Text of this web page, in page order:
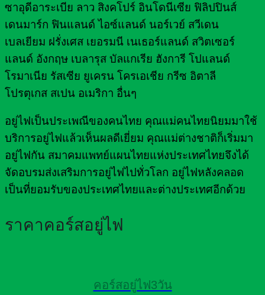
ซาอุดีอาระเบีย ลาว สิงคโปร์ อินโดนีเซีย ฟิลิปปินส์
เดนมาร์ก ฟินแลนด์ ไอซ์แลนด์ นอร์เวย์ สวีเดน
เบลเยียม ฝรั่งเศส เยอรมนี เนเธอร์แลนด์ สวิตเซอร์
แลนด์ อังกฤษ เบลารุส บัลแกเรีย ฮังการี โปแลนด์
โรมาเนีย รัสเซีย ยูเครน โครเอเชีย กรีซ อิตาลี
โปรตุเกส สเปน อเมริกา อื่นๆ
อยู่ไฟเป็นประเพณีของคนไทย คุณแม่คนไทยนิยมมาใช้
บริการอยู่ไฟแล้วเห็นผลดีเยี่ยม คุณแม่ต่างชาติก็เริ่มมา
อยู่ไฟกัน สมาคมแพทย์แผนไทยแห่งประเทศไทยจึงได้
จัดอบรมส่งเสริมการอยู่ไฟไปทั่วโลก อยู่ไฟหลังคลอด
เป็นที่ยอมรับของประเทศไทยและต่างประเทศอีกด้วย
ราคาคอร์สอยู่ไฟ
คอร์สอยู่ไฟ3วัน